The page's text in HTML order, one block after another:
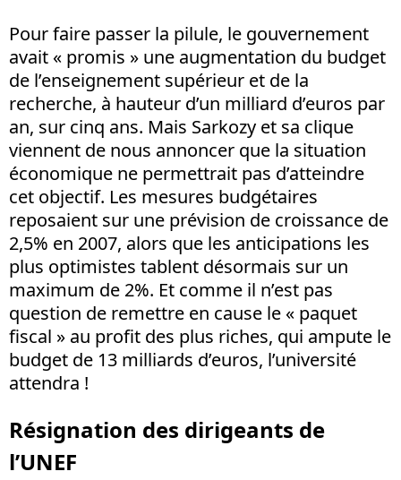
Pour faire passer la pilule, le gouvernement
avait « promis » une augmentation du budget
de l’enseignement supérieur et de la
recherche, à hauteur d’un milliard d’euros par
an, sur cinq ans. Mais Sarkozy et sa clique
viennent de nous annoncer que la situation
économique ne permettrait pas d’atteindre
cet objectif. Les mesures budgétaires
reposaient sur une prévision de croissance de
2,5% en 2007, alors que les anticipations les
plus optimistes tablent désormais sur un
maximum de 2%. Et comme il n’est pas
question de remettre en cause le « paquet
fiscal » au profit des plus riches, qui ampute le
budget de 13 milliards d’euros, l’université
attendra !
Résignation des dirigeants de
l’UNEF